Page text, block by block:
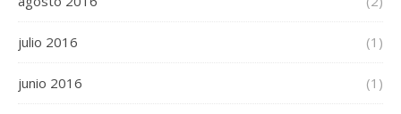
julio 2016 (1)
junio 2016 (1)